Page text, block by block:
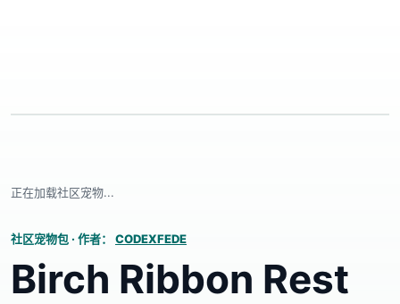
正在加载社区宠物...
社区宠物包 · 作者： CODEXFEDE
Birch Ribbon Rest